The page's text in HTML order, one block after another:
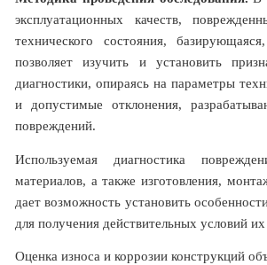
эксплуатационных качеств,
технического состояния,
позволяет изучить и установить
диагностики, опираясь на параметры
и допустимые отклонения,
повреждений.
Используемая диагностика
материалов, а также изготовления,
дает возможность установить
для получения действительных условий
Оценка износа и коррозии конструкций